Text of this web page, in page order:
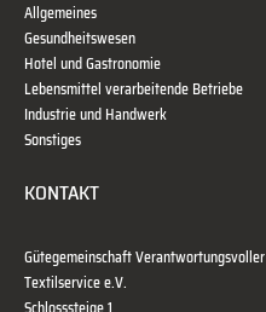
Allgemeines
Gesundheitswesen
Hotel und Gastronomie
Lebensmittel verarbeitende Betriebe
Industrie und Handwerk
Sonstiges
KONTAKT
Gütegemeinschaft Verantwortungsvoller
Textilservice e.V.